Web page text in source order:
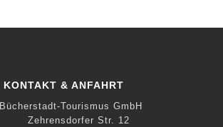
KONTAKT & ANFAHRT
Bücherstadt-Tourismus GmbH
Zehrensdorfer Str. 12